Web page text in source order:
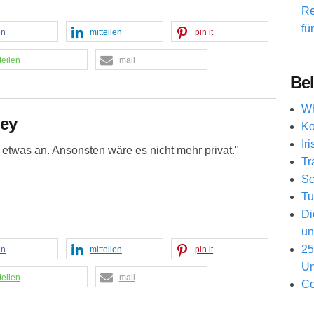
mitteilen pin it
mail
an. Ansonsten wäre es nicht mehr privat."
mitteilen pin it
mail